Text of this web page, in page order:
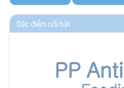
Đặc điểm nổi bật